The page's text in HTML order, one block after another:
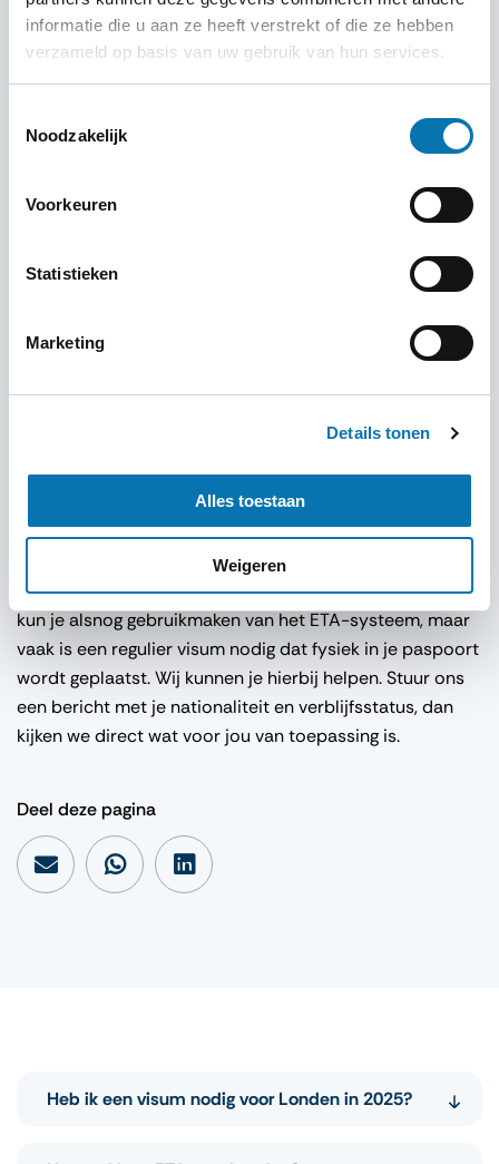
informatie die u aan ze heeft verstrekt of die ze hebben
verzameld op basis van uw gebruik van hun services.
Noodzakelijk
Voorkeuren
Statistieken
Marketing
Details tonen
Alles toestaan
Weigeren
Nationaliteit
Reis je met een verblijfsvergunning?
Als je geen EU-paspoort hebt, maar wél in Nederland of
België woont met een geldige verblijfsvergunning, is de
aanvraag niet altijd even eenvoudig. In sommige gevallen
kun je alsnog gebruikmaken van het ETA-systeem, maar
vaak is een regulier visum nodig dat fysiek in je paspoort
wordt geplaatst. Wij kunnen je hierbij helpen. Stuur ons
een bericht met je nationaliteit en verblijfsstatus, dan
kijken we direct wat voor jou van toepassing is.
Deel deze pagina
Heb ik een visum nodig voor Londen in 2025?